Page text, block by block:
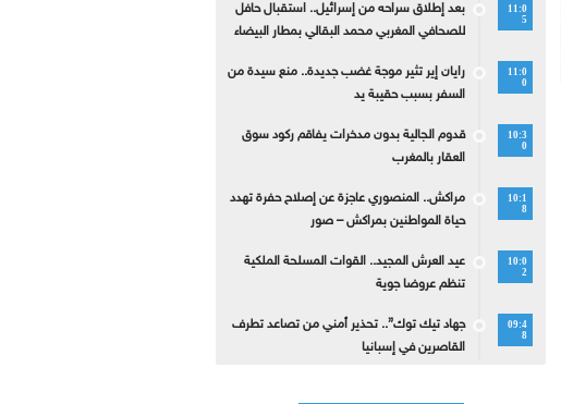
11:0
5
بعد إطلاق سراحه من إسرائيل.. استقبال حافل
للصحافي المغربي محمد البقالي بمطار البيضاء
11:0
0
رايان إير تثير موجة غضب جديدة.. منع سيدة من
السفر بسبب حقيبة يد
10:3
0
قدوم الجالية بدون مدخرات يفاقم ركود سوق
العقار بالمغرب
10:1
8
مراكش.. المنصوري عاجزة عن إصلاح حفرة تهدد
حياة المواطنين بمراكش – صور
10:0
2
عيد العرش المجيد.. القوات المسلحة الملكية
تنظم عروضا جوية
09:4
8
جهاد تيك توك”.. تحذير أمني من تصاعد تطرف
القاصرين في إسبانيا